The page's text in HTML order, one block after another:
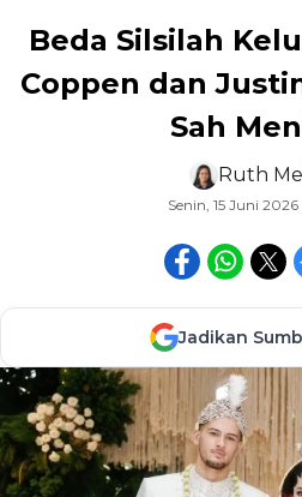
Beda Silsilah
Coppen dan
Sah
Ruth
Senin, 15 Juni 2026
Jadikan